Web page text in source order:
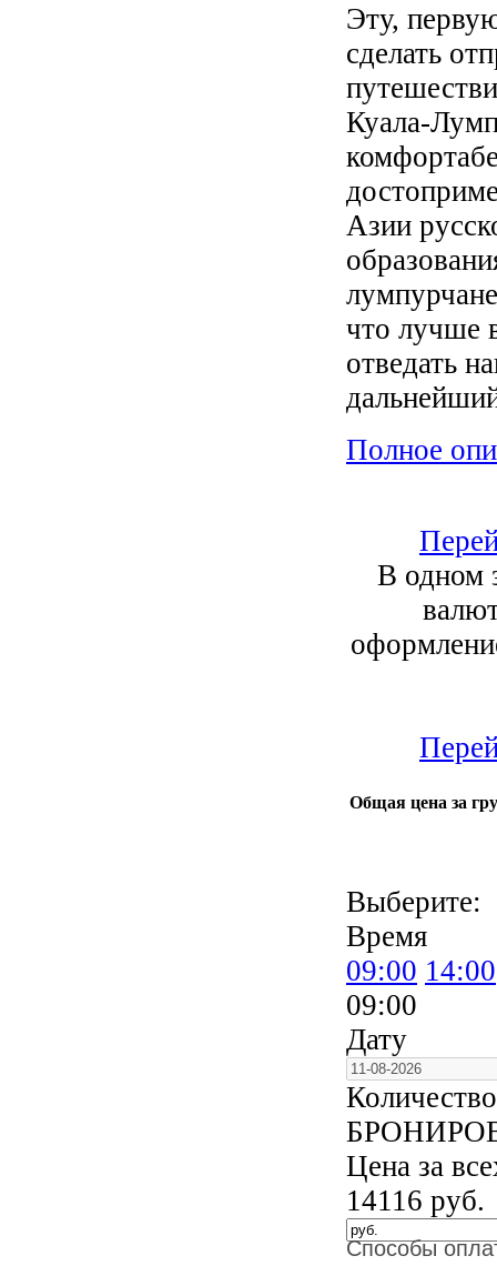
Эту,
сделать
Куала-
Азии
что лучше
отведать
Полное
В одном
Общая цена за
Выберите:
Время
09:00 14:00
09:00
Дату
Цена за
14116 руб.
Способы